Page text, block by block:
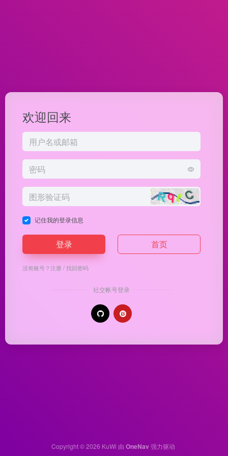
欢迎回来
记住我的登录信息
登录 首页
没有账号？注册/找回密码
社交帐号登录
Copyright © 2026 KuWi 由 OneNav强力驱动